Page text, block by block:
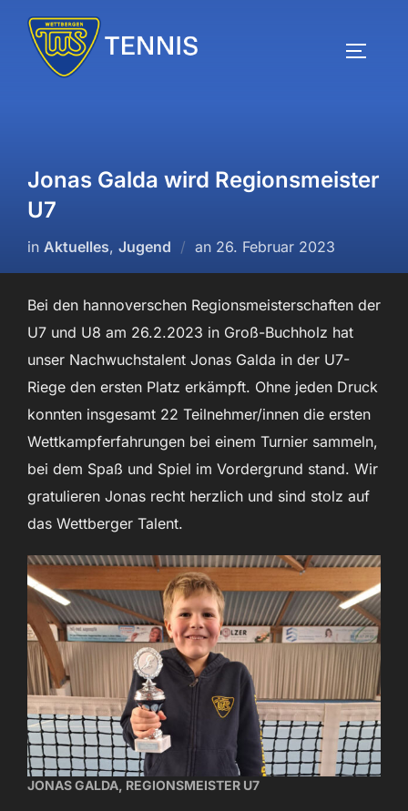
Inhalt
springen
Jonas Galda wird Regionsmeister
U7
in Aktuelles, Jugend an Veröffentlicht
am
26. Februar 2023
Bei den hannoverschen Regionsmeisterschaften der
U7 und U8 am 26.2.2023 in Groß-Buchholz hat
unser Nachwuchstalent Jonas Galda in der U7-
Riege den ersten Platz erkämpft. Ohne jeden Druck
konnten insgesamt 22 Teilnehmer/innen die ersten
Wettkampferfahrungen bei einem Turnier sammeln,
bei dem Spaß und Spiel im Vordergrund stand. Wir
gratulieren Jonas recht herzlich und sind stolz auf
das Wettberger Talent.
JONAS GALDA, REGIONSMEISTER U7